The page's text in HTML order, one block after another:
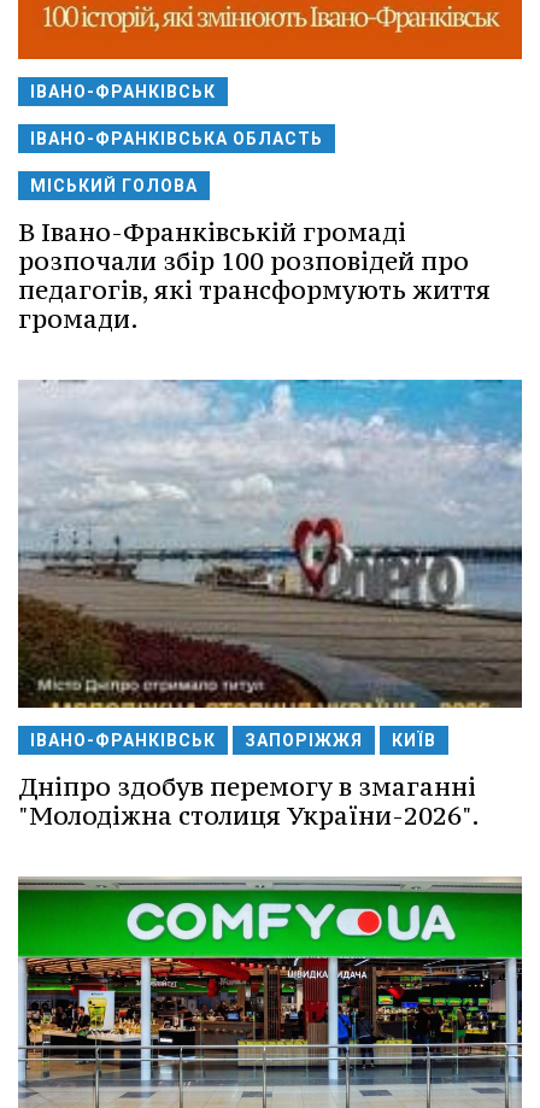
ІВАНО-ФРАНКІВСЬК
ІВАНО-ФРАНКІВСЬКА ОБЛАСТЬ
МІСЬКИЙ ГОЛОВА
В Івано-Франківській громаді
розпочали збір 100 розповідей про
педагогів, які трансформують життя
громади.
ІВАНО-ФРАНКІВСЬК ЗАПОРІЖЖЯ КИЇВ
Дніпро здобув перемогу в змаганні
"Молодіжна столиця України-2026".